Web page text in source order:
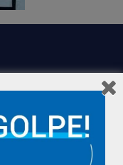
cuidando da saúde
com a vida em